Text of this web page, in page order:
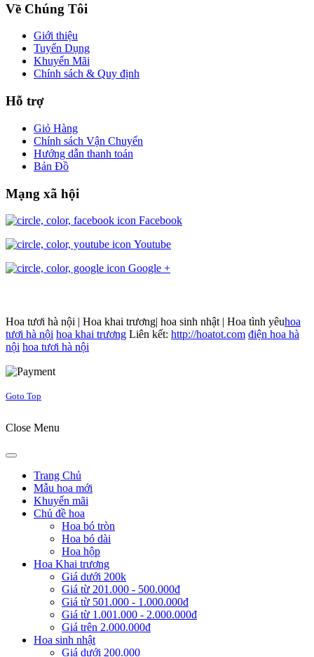
Về Chúng Tôi
Giới thiệu
Tuyển Dụng
Khuyến Mãi
Chính sách & Quy định
Hỗ trợ
Giỏ Hàng
Chính sách Vận Chuyển
Hướng dẫn thanh toán
Bản Đồ
Mạng xã hội
Facebook
Youtube
Google +
Hoa tươi hà nội | Hoa khai trương| hoa sinh nhật | Hoa tình yêuhoa
tươi hà nội hoa khai trương Liên kết: http://hoatot.com điện hoa hà
nội hoa tươi hà nội
Goto Top
Close Menu
Trang Chủ
Mẫu hoa mới
Khuyến mãi
Chủ đề hoa
Hoa bó tròn
Hoa bó dài
Hoa hộp
Hoa Khai trương
Giá dưới 200k
Giá từ 201.000 - 500.000đ
Giá từ 501.000 - 1.000.000đ
Giá từ 1.001.000 - 2.000.000đ
Giá trên 2.000.000đ
Hoa sinh nhật
Giá dưới 200.000